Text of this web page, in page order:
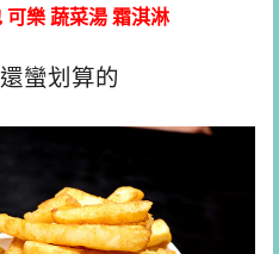
可樂 蔬菜湯 霜淇淋
蠻划算的